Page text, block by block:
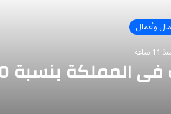
مال وأعمال
ساعة
المملكة بنسبة 40%